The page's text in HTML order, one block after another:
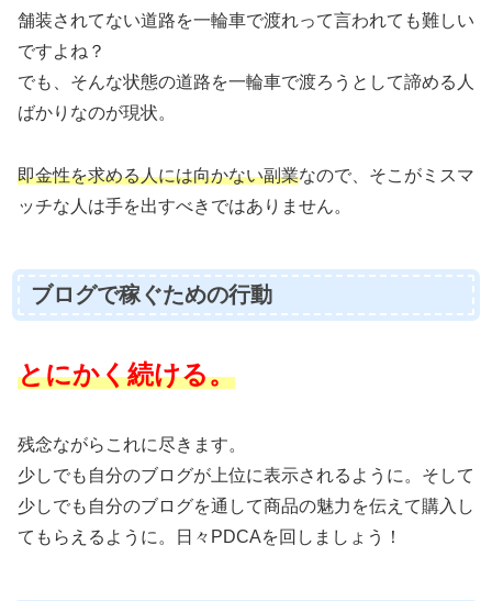
舗装されてない道路を一輪車で渡れって言われても難しい
ですよね？
でも、そんな状態の道路を一輪車で渡ろうとして諦める人
ばかりなのが現状。
即金性を求める人には向かない副業なので、そこがミスマ
ッチな人は手を出すべきではありません。
ブログで稼ぐための行動
とにかく続ける。
残念ながらこれに尽きます。
少しでも自分のブログが上位に表示されるように。そして
少しでも自分のブログを通して商品の魅力を伝えて購入し
てもらえるように。日々PDCAを回しましょう！